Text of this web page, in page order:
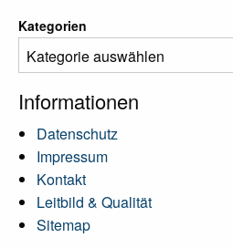
Kategorien
Informationen
Datenschutz
Impressum
Kontakt
Leitbild & Qualität
Sitemap